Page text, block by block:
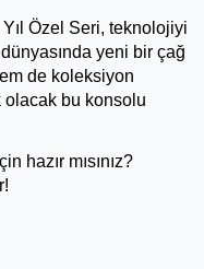
Özel Seri, teknolojiyi
yeni bir çağ
de koleksiyon
bu konsolu